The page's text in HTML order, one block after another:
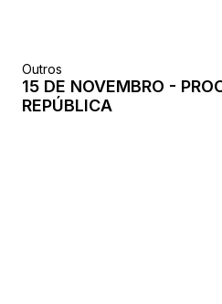
Outros
15 DE NOVEMBRO -
REPÚBLICA